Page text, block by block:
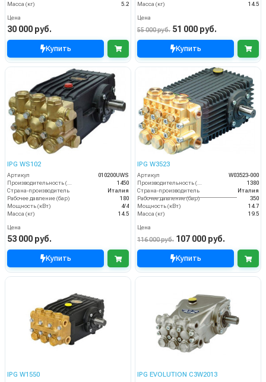
Масса (кг)
5.2
Цена
30 000 руб.
Купить
Масса (кг)
14.5
Цена
55 000 руб. 51 000 руб.
Купить
IPG WS102
Артикул
010200UWS
Производительность (л/ч)
1450
Страна-производитель
Италия
Рабочее давление (бар)
180
Мощность (кВт)
4/4
Масса (кг)
14.5
Цена
53 000 руб.
Купить
IPG W3523
Артикул
W03523-000
Производительность (л/ч)
1380
Страна-производитель
Италия
Рабочее давление (бар)
350
Мощность (кВт)
14.7
Масса (кг)
19.5
Цена
116 000 руб. 107 000 руб.
Купить
IPG W1550 IPG EVOLUTION С3W2013